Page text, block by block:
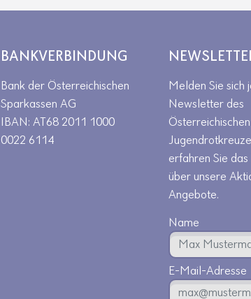
BANKVERBINDUNG
Bank der Österreichischen
Sparkassen AG
IBAN: AT68 2011 1000
0022 6114
Melden Sie sich
Newsletter des
Österreichischen
erfahren Sie
über unsere
Angebote.
Name
E-Mail-Adresse